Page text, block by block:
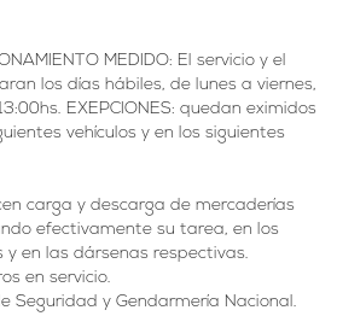
MEDIDO: El servicio y el
los días hábiles, de lunes a viernes,
EXEPCIONES: quedan eximidos
vehículos y en los siguientes
carga y descarga de mercaderías
efectivamente su tarea, en los
en las dársenas respectivas.
en servicio.
Seguridad y Gendarmería Nacional.